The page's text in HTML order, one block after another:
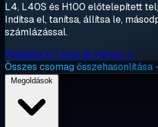
L4, L40S és H100 előtelepített
Indítsa el, tanítsa, állítsa le,
számlázással.
Próbálja ki 1 órán át ingyen →
Összes csomag összehasonlítása